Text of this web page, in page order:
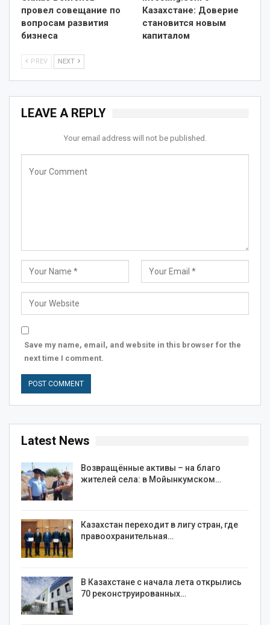
провел совещание по
вопросам развития
бизнеса
Казахстане: Доверие
становится новым
капиталом
PREV NEXT
LEAVE A REPLY
Your email address will not be published.
Save my name, email, and website in this browser for the
next time I comment.
Latest News
Возвращённые активы – на благо
жителей села: в Мойынкумском…
Казахстан переходит в лигу стран, где
правоохранительная…
В Казахстане с начала лета открылись
70 реконструированных…